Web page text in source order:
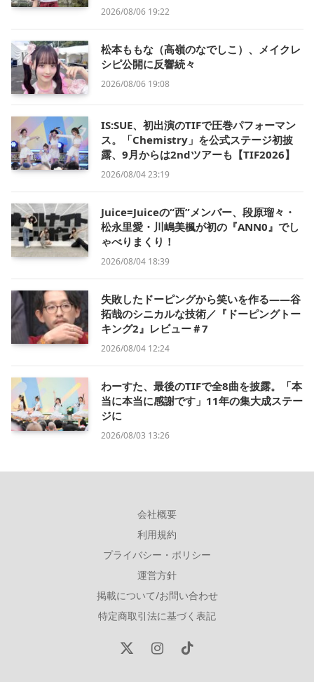
2026/08/06 19:22
松本ももな（高嶺のなでしこ）、メイクレ
シピ公開に反響続々
2026/08/06 19:08
IS:SUE、初出演のTIFで圧巻パフォーマン
ス。「Chemistry」を公式ステージ初披
露、9月からは2ndツアーも【TIF2026】
2026/08/04 23:19
Juice=Juiceの“西”メンバー、段原瑠々・
松永里愛・川嶋美楓が初の『ANN0』でし
ゃべりまくり！
2026/08/04 18:39
失敗したドーピングから笑いを作る——谷
拓哉のシニカルな技術／『ドーピングトー
キング2』レビュー＃7
2026/08/04 12:24
わーすた、最後のTIFで全8曲を披露。「本
当に本当に感謝です」11年の集大成ステー
ジに
2026/08/03 13:26
会社概要
利用規約
プライバシー・ポリシー
運営方針
掲載について/お問い合わせ
特定商取引法に基づく表記
X
InstagramTikTok